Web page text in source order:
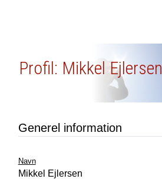
Profil: Mikkel Ejlersen
Generel information
Navn
Mikkel Ejlersen